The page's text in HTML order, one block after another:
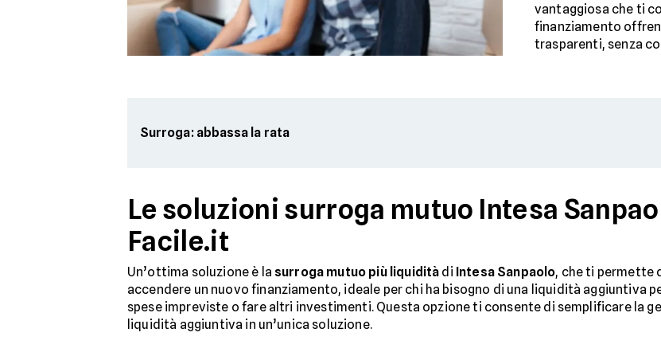
vantaggiosa che ti
finanziamento
trasparenti, senza
Surroga: abbassa la rata
Le soluzioni surroga mutuo Intesa
Facile.it
Un’ottima soluzione è la surroga mutuo più liquidità di Intesa Sanpaolo, che ti permette
accendere un nuovo finanziamento, ideale per chi ha bisogno di una liquidità aggiuntiva
spese impreviste o fare altri investimenti. Questa opzione ti consente di semplificare la
liquidità aggiuntiva in un’unica soluzione.